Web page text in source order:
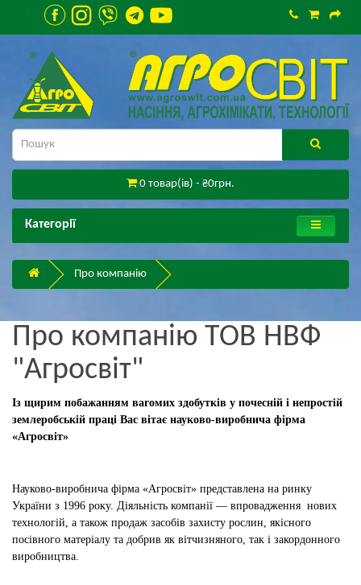
0 товар(ів) - ₴0грн.
Категорії
Про компанію
Про компанію ТОВ НВФ
"Агросвіт"
Із щирим побажанням вагомих здобутків у почесній і непростій
землеробській праці Вас вітає науково-виробнича фірма
«Агросвіт»
Науково-виробнича фірма «Агросвіт» представлена на ринку
України з 1996 року. Діяльність компанії — впровадження нових
технологій, а також продаж засобів захисту рослин, якісного
посівного матеріалу та добрив як вітчизняного, так і закордонного
виробництва.